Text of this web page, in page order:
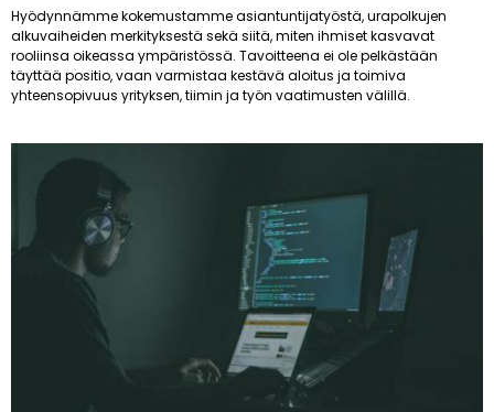
Hyödynnämme kokemustamme asiantuntijatyöstä, urapolkujen
alkuvaiheiden merkityksestä sekä siitä, miten ihmiset kasvavat
rooliinsa oikeassa ympäristössä. Tavoitteena ei ole pelkästään
täyttää positio, vaan varmistaa kestävä aloitus ja toimiva
yhteensopivuus yrityksen, tiimin ja työn vaatimusten välillä.